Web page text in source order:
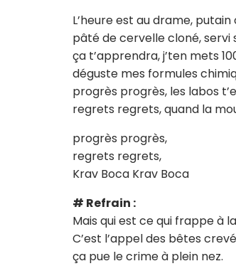
L’heure est au drame, putain
pâté de cervelle cloné, servi
ça t’apprendra, j’ten mets
déguste mes formules
progrès progrès, les labos
regrets regrets, quand la
progrès progrès,
regrets regrets,
Krav Boca Krav Boca
# Refrain :
Mais qui est ce qui frappe à
C’est l’appel des bêtes
ça pue le crime à plein nez.